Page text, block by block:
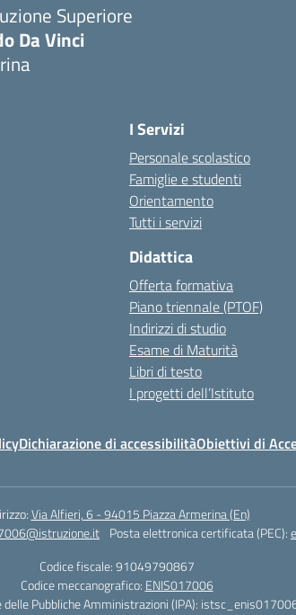
Superiore
Da Vinci
I Servizi
Personale scolastico
Famiglie e studenti
Orientamento
Tutti i servizi
Didattica
Offerta formativa
Piano triennale (PTOF)
Indirizzi di studio
Esame di Maturità
Libri di testo
I progetti dell’Istituto
Dichiarazione di accessibilitàObiettivi di
Via Alfieri, 6 - 94015 Piazza Armerina (En)
Posta elettronica certificata (PEC):
Codice fiscale: 91049790867
Codice meccanografico: ENIS017006
delle Pubbliche Amministrazioni (IPA):